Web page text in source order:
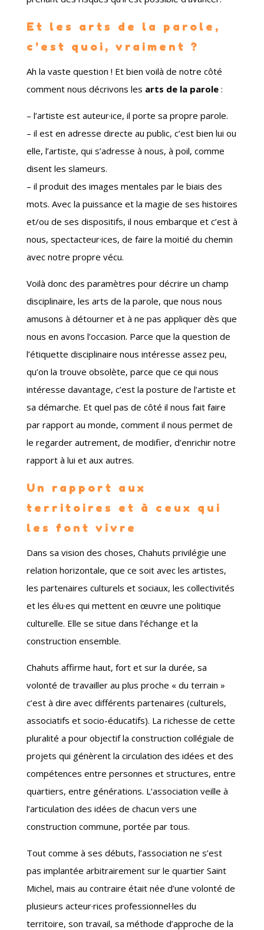
Et les arts de la parole,
c’est quoi, vraiment ?
Ah la vaste question ! Et bien voilà de notre côté
comment nous décrivons les arts de la parole :
– l’artiste est auteur·ice, il porte sa propre parole.
– il est en adresse directe au public, c’est bien lui ou
elle, l’artiste, qui s’adresse à nous, à poil, comme
disent les slameurs.
– il produit des images mentales par le biais des
mots. Avec la puissance et la magie de ses histoires
et/ou de ses dispositifs, il nous embarque et c’est à
nous, spectacteur·ices, de faire la moitié du chemin
avec notre propre vécu.
Voilà donc des paramètres pour décrire un champ
disciplinaire, les arts de la parole, que nous nous
amusons à détourner et à ne pas appliquer dès que
nous en avons l’occasion. Parce que la question de
l’étiquette disciplinaire nous intéresse assez peu,
qu’on la trouve obsolète, parce que ce qui nous
intéresse davantage, c’est la posture de l’artiste et
sa démarche. Et quel pas de côté il nous fait faire
par rapport au monde, comment il nous permet de
le regarder autrement, de modifier, d’enrichir notre
rapport à lui et aux autres.
Un rapport aux
territoires et à ceux qui
les font vivre
Dans sa vision des choses, Chahuts privilégie une
relation horizontale, que ce soit avec les artistes,
les partenaires culturels et sociaux, les collectivités
et les élu·es qui mettent en œuvre une politique
culturelle. Elle se situe dans l’échange et la
construction ensemble.
Chahuts affirme haut, fort et sur la durée, sa
volonté de travailler au plus proche « du terrain »
c’est à dire avec différents partenaires (culturels,
associatifs et socio-éducatifs). La richesse de cette
pluralité a pour objectif la construction collégiale de
projets qui génèrent la circulation des idées et des
compétences entre personnes et structures, entre
quartiers, entre générations. L‘association veille à
l’articulation des idées de chacun vers une
construction commune, portée par tous.
Tout comme à ses débuts, l’association ne s’est
pas implantée arbitrairement sur le quartier Saint
Michel, mais au contraire était née d’une volonté de
plusieurs acteur·rices professionnel·les du
territoire, son travail, sa méthode d’approche de la